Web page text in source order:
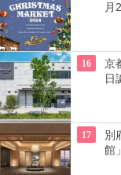
月
16
京
日
17
別
館